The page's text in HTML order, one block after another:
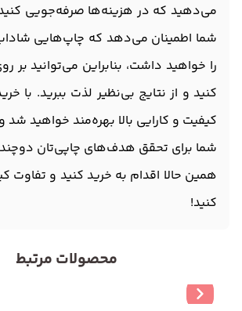
می‌دهید که در هزینه‌ها صرفه‌جویی کنید.
شما اطمینان می‌دهد که چاپ‌هایی
را خواهید داشت، بنابراین می‌توانید بر
کنید و از نتایج بی‌نظیر لذت ببرید. با
کیفیت و کارایی بالا بهره‌مند خواهید
شما برای تحقق هدف‌های چاپی‌تان
همین حالا اقدام به خرید کنید و تفاوت
کنید!
محصولات مرتبط